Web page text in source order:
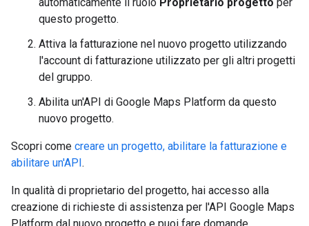
questo progetto.
Attiva la fatturazione nel nuovo progetto utilizzando
l'account di fatturazione utilizzato per gli altri progetti
del gruppo.
Abilita un'API di Google Maps Platform da questo
nuovo progetto.
Scopri come creare un progetto, abilitare la fatturazione e
abilitare un'API.
In qualità di proprietario del progetto, hai accesso alla
creazione di richieste di assistenza per l'API Google Maps